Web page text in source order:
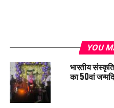
YOU
भारतीय
का 50वां